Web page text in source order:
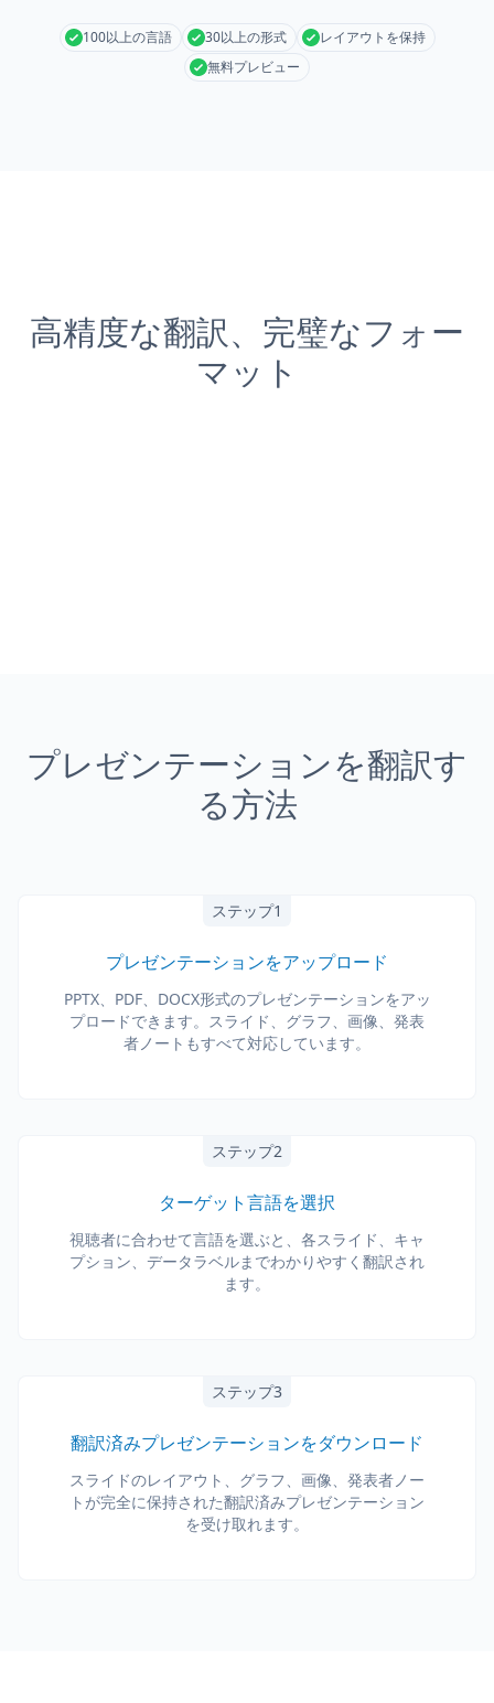
100以上の言語 30以上の形式
レイアウトを保持
無料プレビュー
高精度な翻訳、完璧なフォー
マット
プレゼンテーションを翻訳す
る方法
ステップ1
プレゼンテーションをアップロード
PPTX、PDF、DOCX形式のプレゼンテーションをアッ
プロードできます。スライド、グラフ、画像、発表
者ノートもすべて対応しています。
ステップ2
ターゲット言語を選択
視聴者に合わせて言語を選ぶと、各スライド、キャ
プション、データラベルまでわかりやすく翻訳され
ます。
ステップ3
翻訳済みプレゼンテーションをダウンロード
スライドのレイアウト、グラフ、画像、発表者ノー
トが完全に保持された翻訳済みプレゼンテーション
を受け取れます。